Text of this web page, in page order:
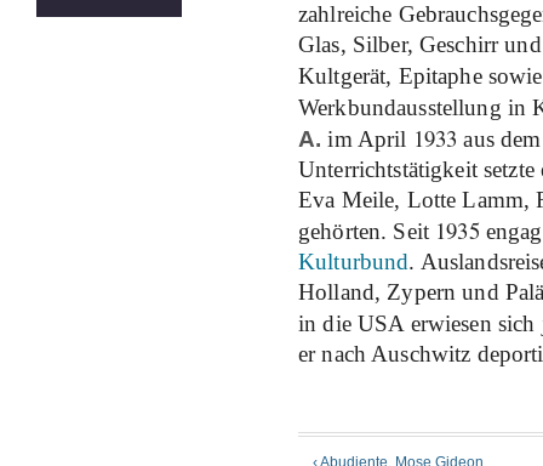
zahlreiche
Glas, Silber, Geschirr
Kultgerät, Epitaphe
Werkbundausstellung in
A.im April 1933 aus
Unterrichtstätigkeit
Eva Meile, Lotte Lamm,
gehörten. Seit 1935
Kulturbund.
Holland, Zypern und
in die USA erwiesen
er nach Auschwitz
‹ Abudiente, Mose Gideon